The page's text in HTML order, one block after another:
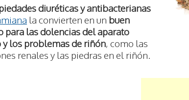
diuréticas y antibacterianas
la convierten en un buen
para las dolencias del aparato
y los problemas de riñón, como las
renales y las piedras en el riñón.